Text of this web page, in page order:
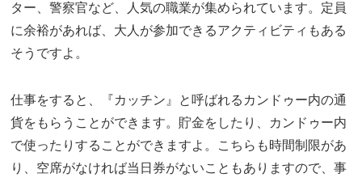
ター、警察官など、人気の職業が集められています。定員
に余裕があれば、大人が参加できるアクティビティもある
そうですよ。
仕事をすると、『カッチン』と呼ばれるカンドゥー内の通
貨をもらうことができます。貯金をしたり、カンドゥー内
で使ったりすることができますよ。こちらも時間制限があ
り、空席がなければ当日券がないこともありますので、事